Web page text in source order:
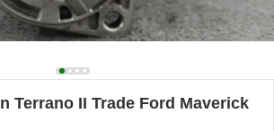
Terrano II Trade Ford Maverick